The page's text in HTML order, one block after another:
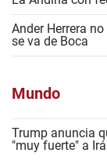
Ander Herrera
se va de Boca
Mundo
Trump anuncia
"muy fuerte" a